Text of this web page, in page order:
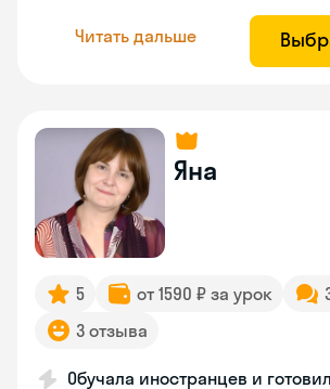
Читать дальше
Яна
5 от 1590 ₽ за урок
3 отзыва
Обучала иностранцев и